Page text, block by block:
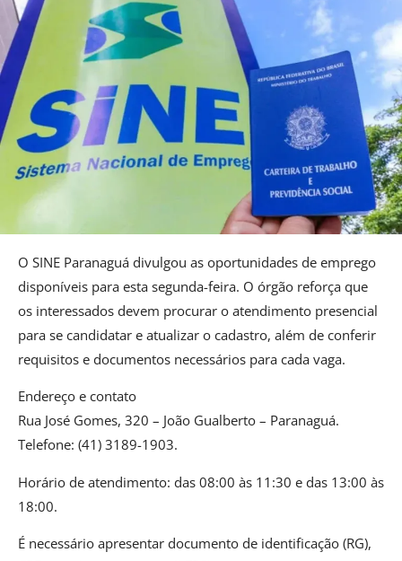
O SINE Paranaguá divulgou as oportunidades de emprego
disponíveis para esta segunda-feira. O órgão reforça que
os interessados devem procurar o atendimento presencial
para se candidatar e atualizar o cadastro, além de conferir
requisitos e documentos necessários para cada vaga.
Endereço e contato
Rua José Gomes, 320 – João Gualberto – Paranaguá.
Telefone: (41) 3189-1903.
Horário de atendimento: das 08:00 às 11:30 e das 13:00 às
18:00.
É necessário apresentar documento de identificação (RG),